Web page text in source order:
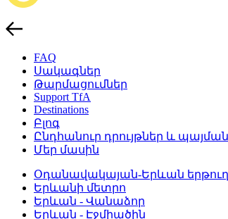
FAQ
Սակագներ
Թարմացումներ
Support TfA
Destinations
Բլոգ
Ընդհանուր դրույթներ և
Մեր մասին
Օդանավակայան-Երևան
Երևանի մետրո
Երևան - Վանաձոր
Երևան - Էջմիածին